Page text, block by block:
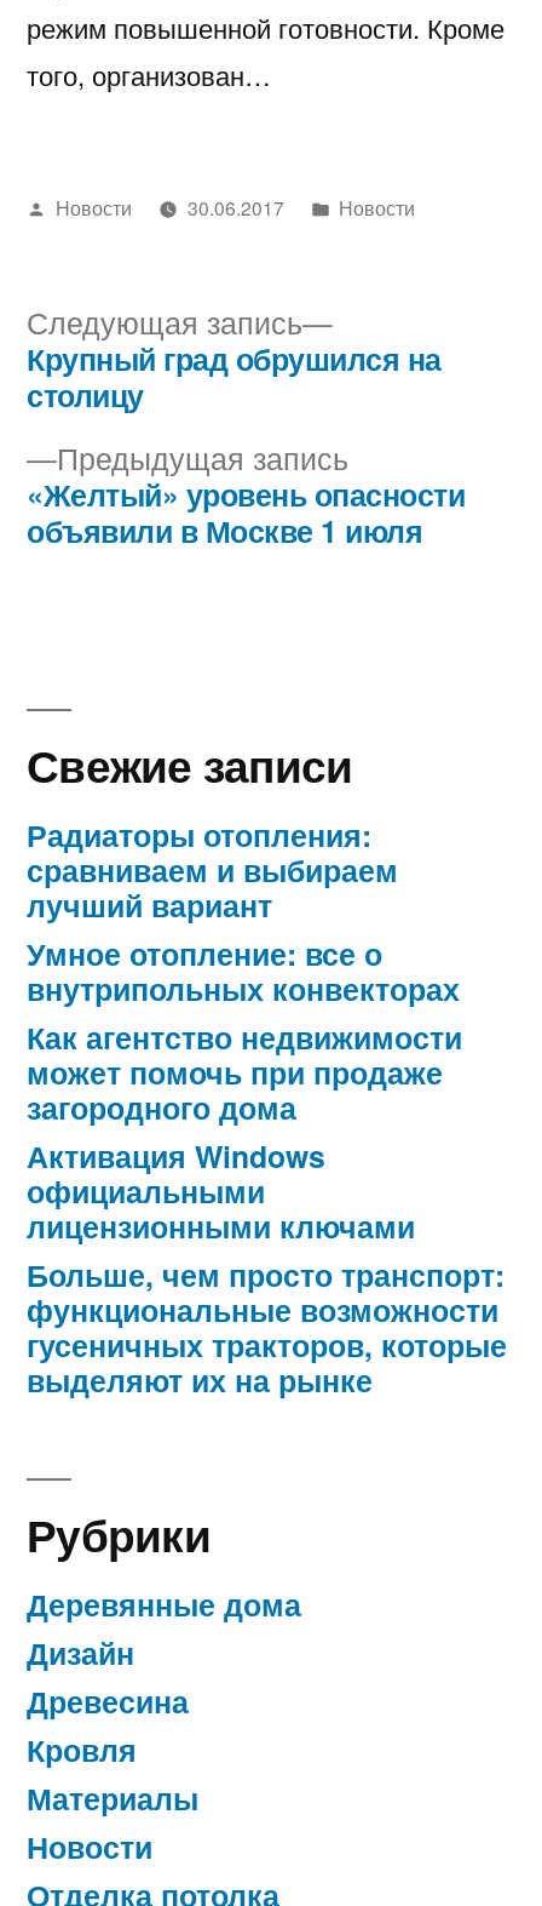
режим повышенной готовности. Кроме
того, организован…
Написано
Новости 30.06.2017
Написано
Новости
Навигация
записям
Предыдущая запись
запись:
«Желтый» уровень опасности
объявили в Москве 1 июля
Следующая запись
Следующая
запись:
Крупный град обрушился на
столицу
Свежие записи
Радиаторы отопления:
сравниваем и выбираем
лучший вариант
Умное отопление: все о
внутрипольных конвекторах
Как агентство недвижимости
может помочь при продаже
загородного дома
Активация Windows
официальными
лицензионными ключами
Больше, чем просто транспорт:
функциональные возможности
гусеничных тракторов, которые
выделяют их на рынке
Рубрики
Деревянные дома
Дизайн
Древесина
Кровля
Материалы
Новости
Отделка потолка